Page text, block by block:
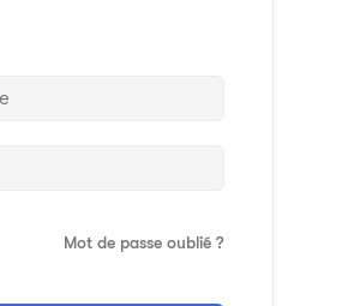
Mot de passe oublié ?